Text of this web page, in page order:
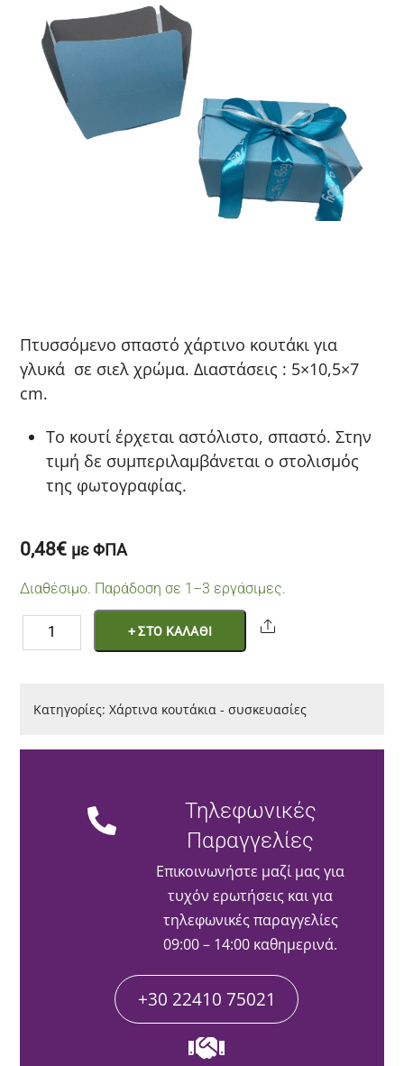
Πτυσσόμενο σπαστό χάρτινο κουτάκι για
γλυκά σε σιελ χρώμα. Διαστάσεις : 5×10,5×7
cm.
To κουτί έρχεται αστόλιστο, σπαστό. Στην
τιμή δε συμπεριλαμβάνεται ο στολισμός
της φωτογραφίας.
0,48€ με ΦΠΑ
Διαθέσιμο. Παράδοση σε 1–3 εργάσιμες.
Κουτάκι
Χάρτινο
ποσότητα
+ ΣΤΟ ΚΑΛΑΘΙ Share
Κατηγορίες:Χάρτινα κουτάκια - συσκευασίες
Τηλεφωνικές
Παραγγελίες
Επικοινωνήστε μαζί μας για
τυχόν ερωτήσεις και για
τηλεφωνικές παραγγελίες
09:00 – 14:00 καθημερινά.
+30 22410 75021